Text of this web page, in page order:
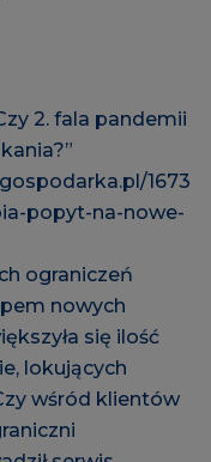
2. fala pandemii
1673
popyt-na-nowe-
ograniczeń
nowych
się ilość
lokujących
wśród klientów